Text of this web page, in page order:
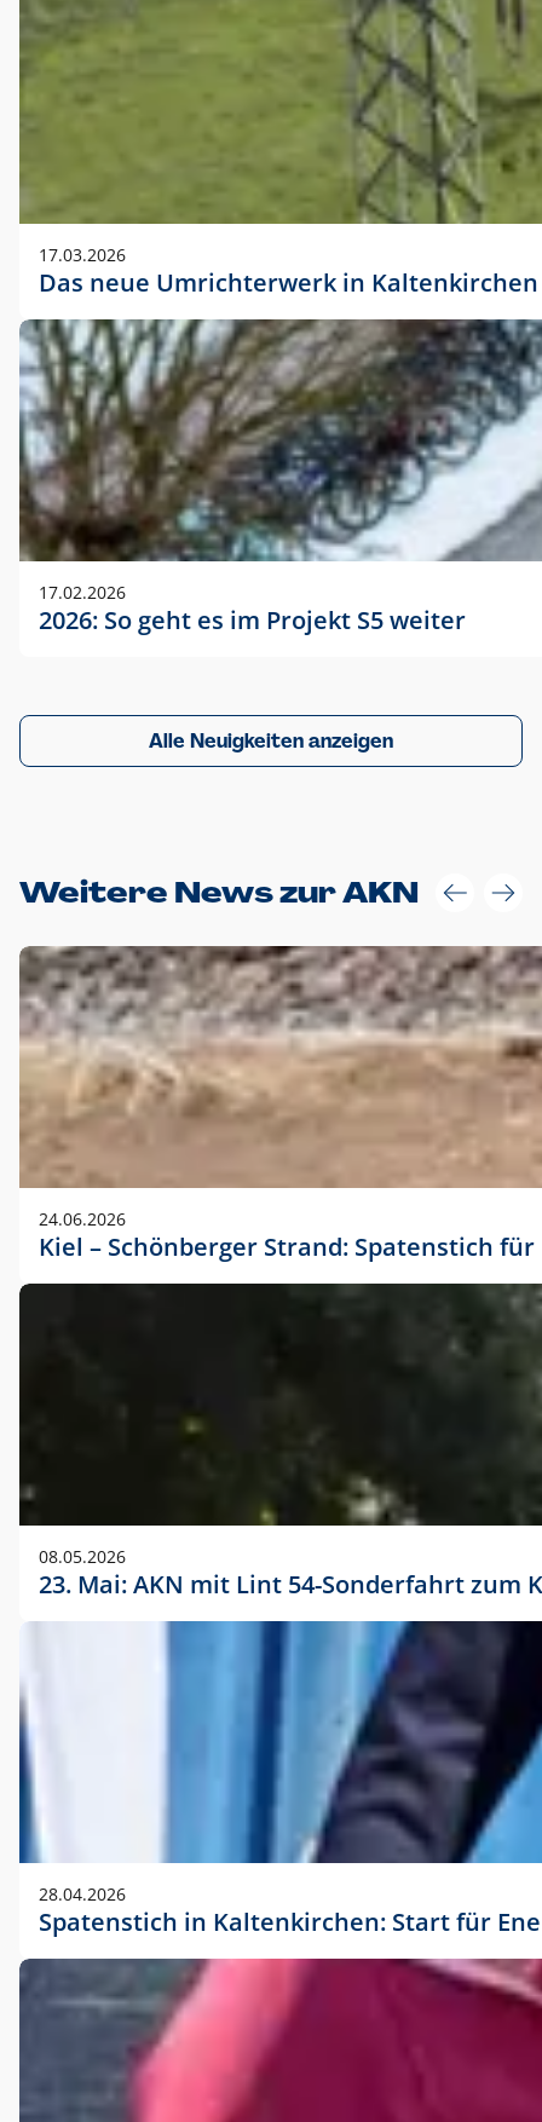
17.03.2026
Das neue Umrichterwerk in Kaltenkirchen
17.02.2026
2026: So geht es im Projekt S5 weiter
Alle Neuigkeiten anzeigen
Weitere News zur AKN
24.06.2026
Kiel – Schönberger Strand: Spatenstich
08.05.2026
23. Mai: AKN mit Lint 54-Sonderfahrt
28.04.2026
Spatenstich in Kaltenkirchen: Start für